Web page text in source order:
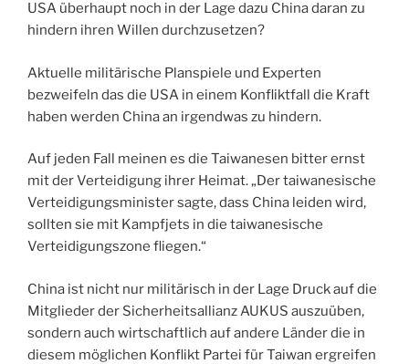
USA überhaupt noch in der Lage dazu China daran zu
hindern ihren Willen durchzusetzen?
Aktuelle militärische Planspiele und Experten
bezweifeln das die USA in einem Konfliktfall die Kraft
haben werden China an irgendwas zu hindern.
Auf jeden Fall meinen es die Taiwanesen bitter ernst
mit der Verteidigung ihrer Heimat. „Der taiwanesische
Verteidigungsminister sagte, dass China leiden wird,
sollten sie mit Kampfjets in die taiwanesische
Verteidigungszone fliegen.“
China ist nicht nur militärisch in der Lage Druck auf die
Mitglieder der Sicherheitsallianz AUKUS auszuüben,
sondern auch wirtschaftlich auf andere Länder die in
diesem möglichen Konflikt Partei für Taiwan ergreifen